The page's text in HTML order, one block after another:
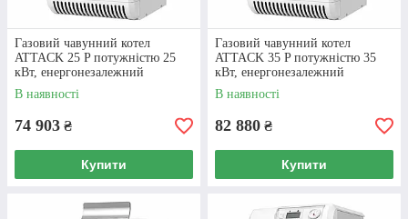
Газовий чавунний котел
ATTACK 25 P потужністю 25
кВт, енергонезалежний
В наявності
74 903 ₴
Купити
Газовий чавунний котел
ATTACK 35 P потужністю 35
кВт, енергонезалежний
В наявності
82 880 ₴
Купити